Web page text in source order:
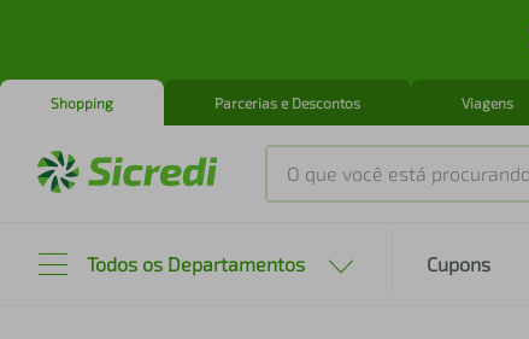
Shopping Parcerias e Descontos Viagens
O que você está procurando?
Todos os Departamentos Cupons